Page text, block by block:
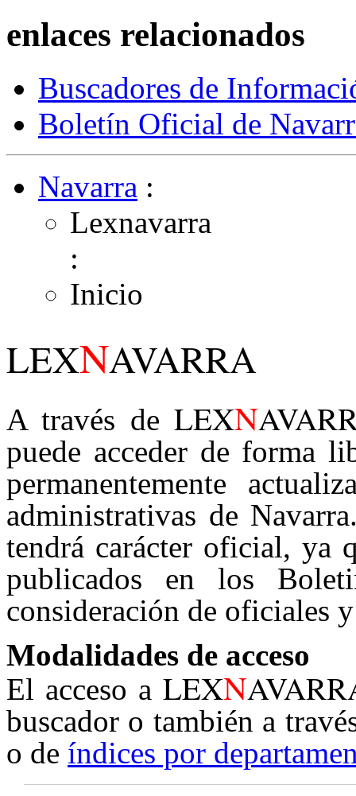
enlaces relacionados
Buscadores de
Boletín Oficial de
Navarra :
Lexnavarra
:
Inicio
LEXNAVARRA
A través de LEXN
puede acceder de forma
permanentemente
administrativas de
tendrá carácter oficial, ya
publicados en los
consideración de oficiales
Modalidades de acceso
El acceso aLEXN
buscador o también a
o de índices por